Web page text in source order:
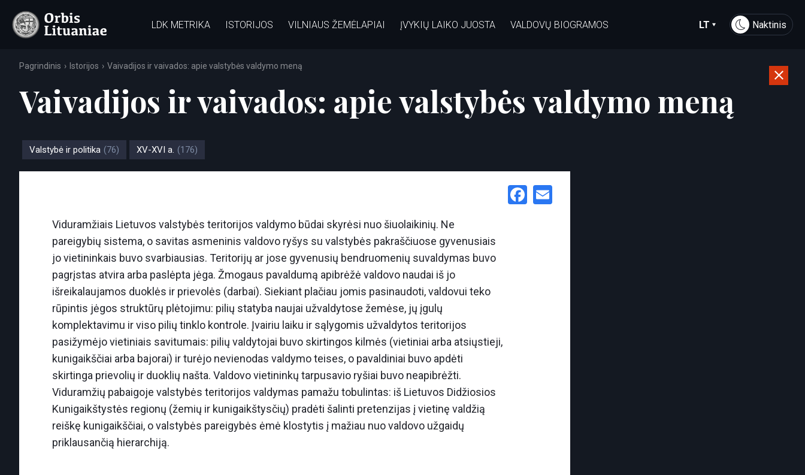
LDK METRIKA ISTORIJOS VILNIAUS ŽEMĖLAPIAI ĮVYKIŲ LAIKO JUOSTA VALDOVŲ BIOGRAMOS LT Naktinis
Pagrindinis Istorijos Vaivadijos ir vaivados: apie valstybės valdymo meną
Vaivadijos ir vaivados: apie valstybės valdymo meną
Valstybė ir politika (76) XV-XVI a. (176)
Facebook
Email
Viduramžiais Lietuvos valstybės teritorijos valdymo būdai skyrėsi nuo šiuolaikinių. Ne
pareigybių sistema, o savitas asmeninis valdovo ryšys su valstybės pakraščiuose gyvenusiais
jo vietininkais buvo svarbiausias. Teritorijų ar jose gyvenusių bendruomenių suvaldymas buvo
pagrįstas atvira arba paslėpta jėga. Žmogaus pavaldumą apibrėžė valdovo naudai iš jo
išreikalaujamos duoklės ir prievolės (darbai). Siekiant plačiau jomis pasinaudoti, valdovui teko
rūpintis jėgos struktūrų plėtojimu: pilių statyba naujai užvaldytose žemėse, jų įgulų
komplektavimu ir viso pilių tinklo kontrole. Įvairiu laiku ir sąlygomis užvaldytos teritorijos
pasižymėjo vietiniais savitumais: pilių valdytojai buvo skirtingos kilmės (vietiniai arba atsiųstieji,
kunigaikščiai arba bajorai) ir turėjo nevienodas valdymo teises, o pavaldiniai buvo apdėti
skirtinga prievolių ir duoklių našta. Valdovo vietininkų tarpusavio ryšiai buvo neapibrėžti.
Viduramžių pabaigoje valstybės teritorijos valdymas pamažu tobulintas: iš Lietuvos Didžiosios
Kunigaikštystės regionų (žemių ir kunigaikštysčių) pradėti šalinti pretenzijas į vietinę valdžią
reiškę kunigaikščiai, o valstybės pareigybės ėmė klostytis į mažiau nuo valdovo užgaidų
priklausančią hierarchiją.